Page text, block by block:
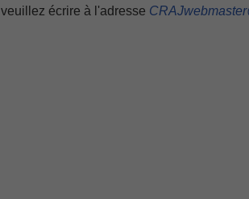
veuillez écrire à l'adresse